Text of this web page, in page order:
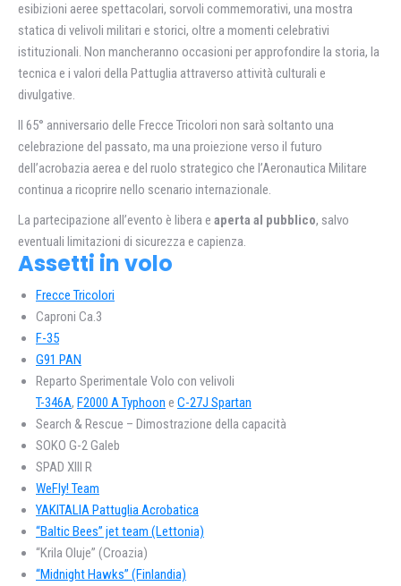
esibizioni aeree spettacolari, sorvoli commemorativi, una mostra
statica di velivoli militari e storici, oltre a momenti celebrativi
istituzionali. Non mancheranno occasioni per approfondire la storia, la
tecnica e i valori della Pattuglia attraverso attività culturali e
divulgative.
Il 65° anniversario delle Frecce Tricolori non sarà soltanto una
celebrazione del passato, ma una proiezione verso il futuro
dell’acrobazia aerea e del ruolo strategico che l’Aeronautica Militare
continua a ricoprire nello scenario internazionale.
La partecipazione all’evento è libera e aperta al pubblico, salvo
eventuali limitazioni di sicurezza e capienza.
Assetti in volo
Frecce Tricolori
Caproni Ca.3
F-35
G91 PAN
Reparto Sperimentale Volo con velivoli
T-346A, F2000 A Typhoon e C-27J Spartan
Search & Rescue – Dimostrazione della capacità
SOKO G-2 Galeb
SPAD XIII R
WeFly! Team
YAKITALIA Pattuglia Acrobatica
“Baltic Bees” jet team (Lettonia)
“Krila Oluje” (Croazia)
“Midnight Hawks” (Finlandia)